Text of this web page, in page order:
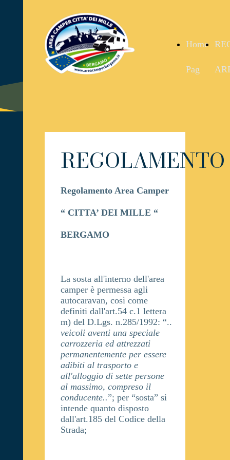
Home
Pag
REGOLAMENTO
Regolamento Area Camper
“ CITTA’ DEI MILLE “
BERGAMO
La sosta all'interno dell'area
camper è permessa agli
autocaravan, così come
definiti dall'art.54 c.1 lettera
m) del D.Lgs. n.285/1992: “..
veicoli aventi una speciale
carrozzeria ed attrezzati
permanentemente per essere
adibiti al trasporto e
all'alloggio di sette persone
al massimo, compreso il
conducente..”; per “sosta” si
intende quanto disposto
dall'art.185 del Codice della
Strada;